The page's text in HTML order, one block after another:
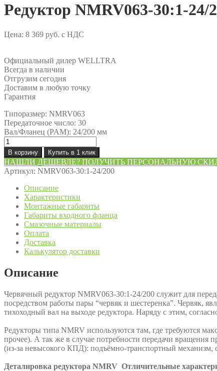
Редуктор NMRV063-30:1-24/
Цена: 8 369 руб. с НДС
Официальный дилер WELLTRA
Всегда в наличии
Отгрузим сегодня
Доставим в любую точку
Гарантия
Типоразмер: NMRV063
Передаточное число: 30
Вал/Фланец (PAM): 24/200 мм
Количество
товара
Редуктор
NMRV063-
30:1-
24/200
В корзину Купить в 1 клик
НАШЛИ ДЕШЕВЛЕ? ПОЛУЧИТЬ ПЕРСОНАЛЬНУЮ
Артикул: NMRV063-30:1-24/200
Описание
Характеристики
Монтажные габариты
Габариты входного фланца
Смазочные материалы
Оплата
Доставка
Калькулятор доставки
Описание
Червячный редуктор NMRV063-30:1-24/200 служит для
посредством работы пары “червяк и шестеренка”. Червяк,
тихоходный вал на выходе редуктора. Наряду с этим,
Редукторы типа NMRV используются там, где требуются
прочее). А так же в случае потребности передачи
(из-за невысокого КПД): подъёмно-транспортный механизм,
Деталировка редуктора NMRV Отличительные